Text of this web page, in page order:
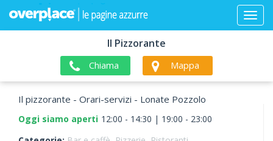
Il Pizzorante
Chiama Mappa
Il pizzorante - Orari-servizi - Lonate Pozzolo
Oggi siamo aperti 12:00 - 14:30 | 19:00 - 23:00